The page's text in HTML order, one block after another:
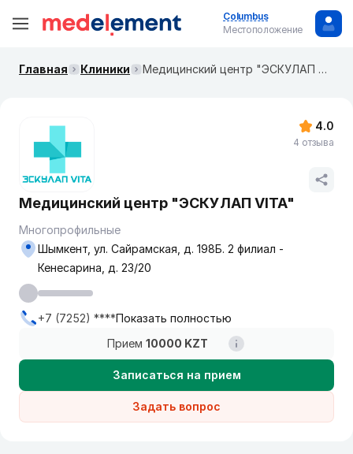
Columbus
Местоположение
Главная Клиники Медицинский центр "ЭСКУЛАП VITA"
Медицинский центр "ЭСКУЛАП VITA"
Многопрофильные
Прием 10000 KZT
Записаться на прием
Задать вопрос
Шымкент, ул. Сайрамская, д. 198Б. 2 филиал -
Кенесарина, д. 23/20
+7 (7252) ****Показать полностью
4.0
4 отзыва